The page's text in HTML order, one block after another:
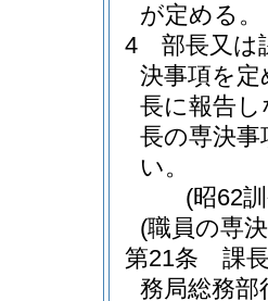
が定める。
4
部長又は
決事項を
長に報告
長の専決事
い。
(昭62
(職員の専
第21条
課
務局総務